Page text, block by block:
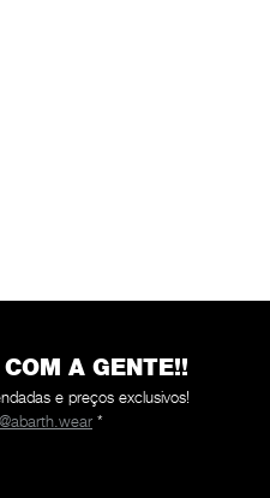
A GENTE!!
e preços exclusivos!
@abarth.wear *